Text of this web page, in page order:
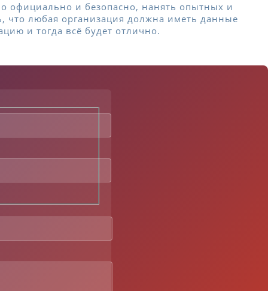
официально и безопасно, нанять опытных и
что любая организация должна иметь данные
и тогда всё будет отлично.